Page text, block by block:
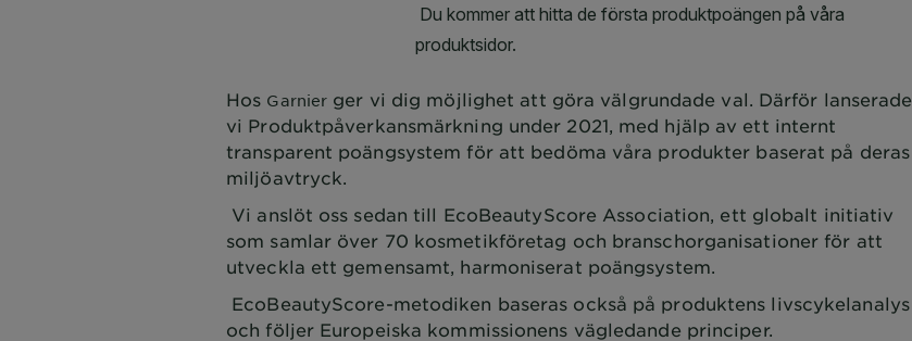
Hos Garnier ger vi dig möjlighet att göra välgrundade val. Därför lanserade
vi Produktpåverkansmärkning under 2021, med hjälp av ett internt
transparent poängsystem för att bedöma våra produkter baserat på deras
miljöavtryck.
Vi anslöt oss sedan till EcoBeautyScore Association, ett globalt initiativ
som samlar över 70 kosmetikföretag och branschorganisationer för att
utveckla ett gemensamt, harmoniserat poängsystem.
EcoBeautyScore-metodiken baseras också på produktens livscykelanalys
och följer Europeiska kommissionens vägledande principer.